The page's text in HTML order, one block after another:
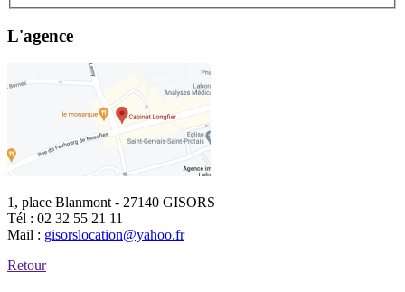
L'agence
1, place Blanmont - 27140 GISORS
Tél : 02 32 55 21 11
Mail : gisorslocation@yahoo.fr
Retour